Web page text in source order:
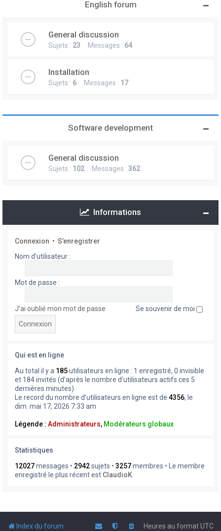
English forum
General discussion
Sujets : 23 Messages : 64
Installation
Sujets : 6 Messages : 17
Software development
General discussion
Sujets : 102Messages : 362
Informations
Connexion • S’enregistrer
Nom d’utilisateur :
Mot de passe :
J’ai oublié mon mot de passe Se souvenir de moi
Qui est en ligne
Au total il y a 185utilisateurs en ligne : 1 enregistré, 0 invisible
et 184 invités (d’après le nombre d’utilisateurs actifs ces 5
dernières minutes)
Le record du nombre d’utilisateurs en ligne est de 4356, le
dim. mai 17, 2026 7:33 am
Légende : Administrateurs, Modérateurs globaux
Statistiques
12027messages • 2942sujets • 3257membres • Le membre
enregistré le plus récent est ClaudioK
Index du forum Heures au formatUTC